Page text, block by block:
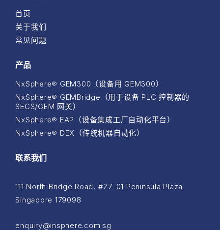
首页
关于我们
常见问题
产品
NxSphere® GEM300（设备用 GEM300）
NxSphere® GEMBridge（用于设备 PLC 控制器的
SECS/GEM 网关）
NxSphere® EAP（设备集成工厂自动化平台）
NxSphere® DEX（传统机器自动化）
联系我们
111 North Bridge Road, #27-01 Peninsula Plaza
Singapore 179098
enquiry@insphere.com.sg